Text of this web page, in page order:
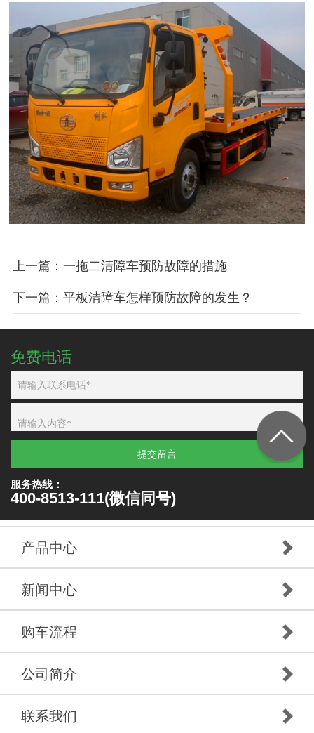
上一篇：一拖二清障车预防故障的措施
下一篇：平板清障车怎样预防故障的发生？
免费电话
提交留言
服务热线：
400-8513-111(微信同号)
产品中心
新闻中心
购车流程
公司简介
联系我们